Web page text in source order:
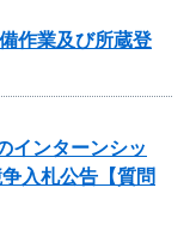
作業及び所蔵登
インターンシッ
入札公告【質問